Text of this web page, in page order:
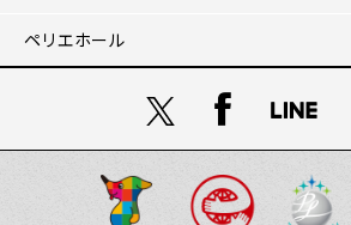
ペリエホール